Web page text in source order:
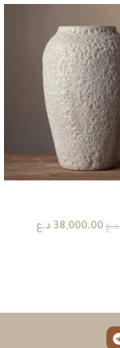
د.ع 38,000.00 د.ع